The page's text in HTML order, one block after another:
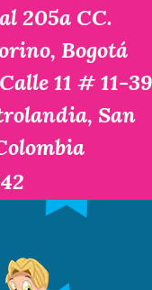
205a CC.
Bogotá
11 # 11-39
San